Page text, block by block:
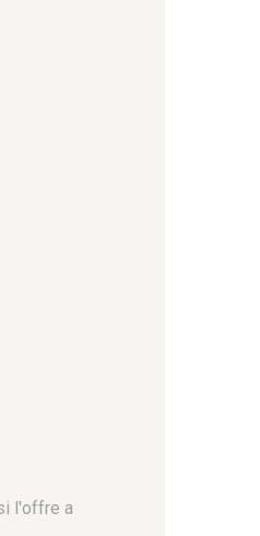
l'offre a